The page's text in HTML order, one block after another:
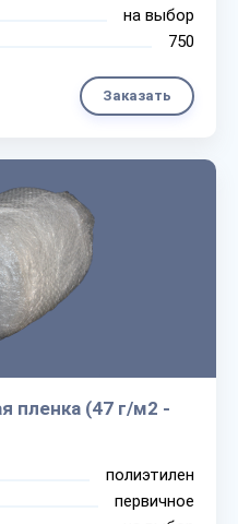
на выбор
750
Заказать
пленка (47 г/м2 -
полиэтилен
первичное